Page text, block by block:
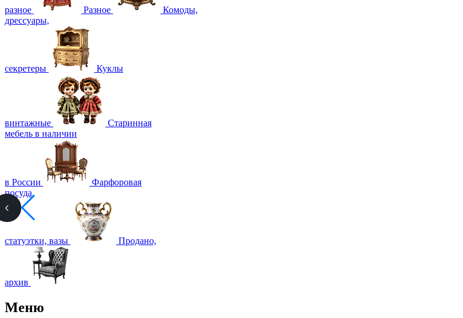
разное Разное
Комоды,
дрессуары,
секретеры Куклы
винтажные
Старинная
мебель в наличии
в России
Фарфоровая
посуда,
статуэтки, вазы Продано,
архив
Меню